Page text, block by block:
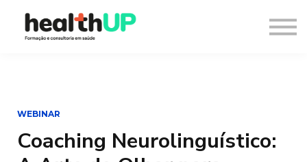
Blog
WEBINAR
Coaching Neurolinguístico: